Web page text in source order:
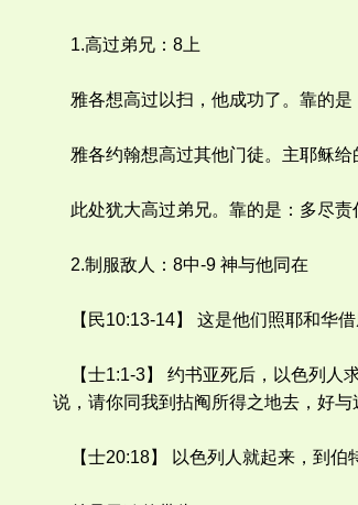
1.高过弟兄：8上
雅各想高过以扫，他成功了。靠的是
雅各约翰想高过其他门徒。主耶稣给
此处犹大高过弟兄。靠的是：多尽责
2.制服敌人：8中-9 神与他同在
【民10:13-14】 这是他们照耶和华借
【士1:1-3】 约书亚死后，以色列人
说，请你同我到拈阄所得之地去，好
【士20:18】 以色列人就起来，到伯